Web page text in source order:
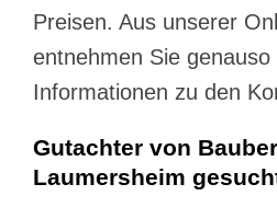
Preisen. Aus unserer
entnehmen Sie genauso
Informationen zu den
Gutachter von
Laumersheim